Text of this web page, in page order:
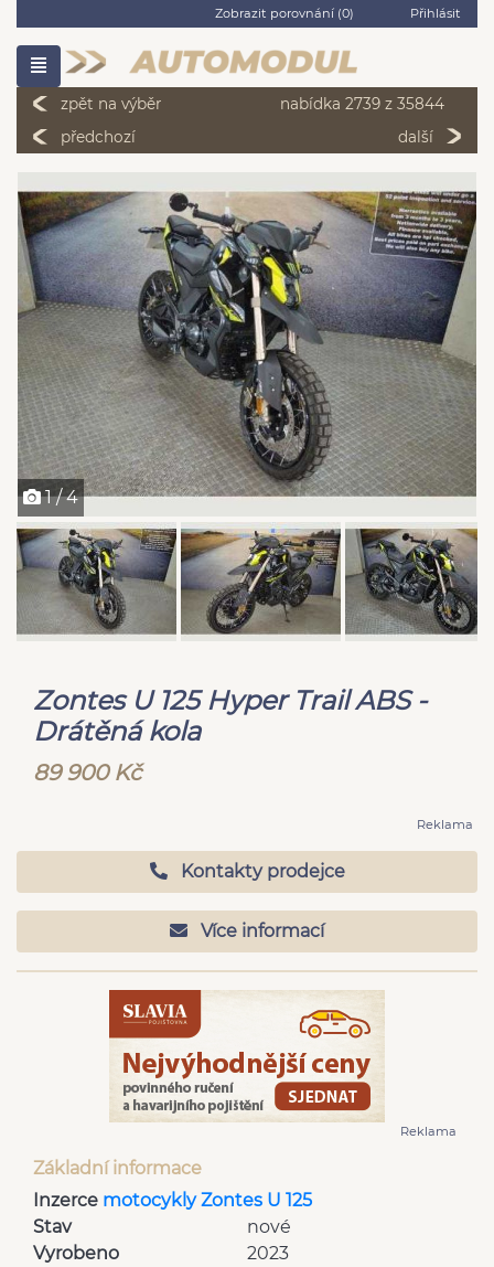
Zobrazit porovnání (0) Přihlásit
zpět na výběr
nabídka 2739 z 35844
předchozí
další
1 / 4
Zontes U 125 Hyper Trail ABS -
Drátěná kola
89 900 Kč
Reklama
Kontakty prodejce
Více informací
Reklama
Základní informace
Inzerce motocykly Zontes U 125
Stav
nové
Vyrobeno
2023